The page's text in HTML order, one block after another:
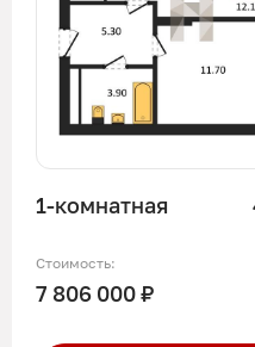
1-комнатная
Стоимость:
7 806 000 ₽